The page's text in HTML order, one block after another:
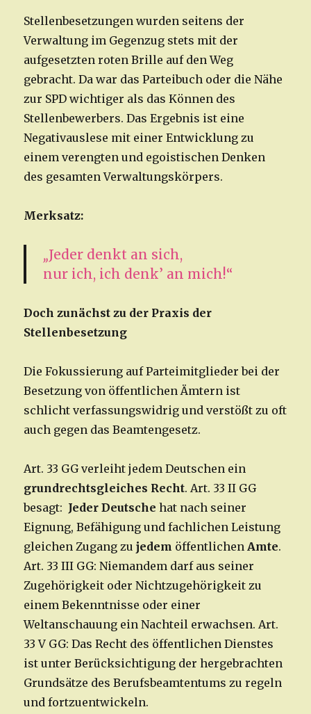
Stellenbesetzungen wurden seitens der
Verwaltung im Gegenzug stets mit der
aufgesetzten roten Brille auf den Weg
gebracht. Da war das Parteibuch oder die Nähe
zur SPD wichtiger als das Können des
Stellenbewerbers. Das Ergebnis ist eine
Negativauslese mit einer Entwicklung zu
einem verengten und egoistischen Denken
des gesamten Verwaltungskörpers.
Merksatz:
„Jeder denkt an sich,
nur ich, ich denk’ an mich!“
Doch zunächst zu der Praxis der
Stellenbesetzung
Die Fokussierung auf Parteimitglieder bei der
Besetzung von öffentlichen Ämtern ist
schlicht verfassungswidrig und verstößt zu oft
auch gegen das Beamtengesetz.
Art. 33 GG verleiht jedem Deutschen ein
grundrechtsgleiches Recht. Art. 33 II GG
besagt: Jeder Deutschehat nach seiner
Eignung, Befähigung und fachlichen Leistung
gleichen Zugang zujedem öffentlichenAmte.
Art. 33 III GG: Niemandem darf aus seiner
Zugehörigkeit oder Nichtzugehörigkeit zu
einem Bekenntnisse oder einer
Weltanschauung ein Nachteil erwachsen. Art.
33 V GG: Das Recht des öffentlichen Dienstes
ist unter Berücksichtigung der hergebrachten
Grundsätze des Berufsbeamtentums zu regeln
und fortzuentwickeln.